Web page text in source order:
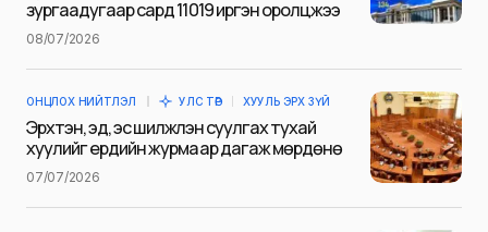
Сэтгэгдэл*
Name
зургаадугаар сард 11019 иргэн оролцжээ
08/07/2026
ОНЦЛОХ НИЙТЛЭЛ УЛС ТӨР ХУУЛЬ ЭРХ ЗҮЙ
Эрхтэн, эд, эс шилжүүлэн суулгах тухай
хуулийг ердийн журмаар дагаж мөрдөнө
07/07/2026